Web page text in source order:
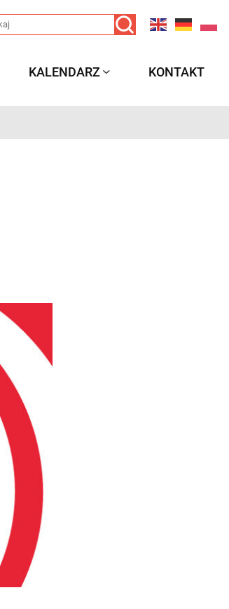
KALENDARZ KONTAKT